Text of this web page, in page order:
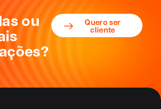
ou Quero ser
cliente